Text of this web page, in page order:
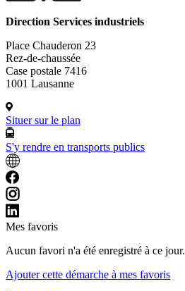
Direction Services industriels
Place Chauderon 23
Rez-de-chaussée
Case postale 7416
1001 Lausanne
Situer sur le plan
S'y rendre en transports publics
Mes favoris
Aucun favori n'a été enregistré à ce jour.
Ajouter cette démarche à mes favoris